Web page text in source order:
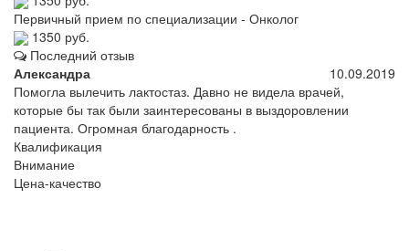
Первичный прием по специализации - Онколог
1350 руб.
Последний отзыв
Александра
10.09.2019
Помогла вылечить лактостаз. Давно не видела врачей,
которые бы так были заинтересованы в выздоровлении
пациента. Огромная благодарность .
Квалификация
Внимание
Цена-качество